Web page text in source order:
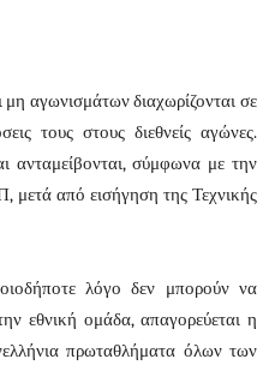
αγωνισμάτων διαχωρίζονται σε
τους στους διεθνείς αγώνες.
ανταμείβονται, σύμφωνα με την
μετά από εισήγηση της Τεχνικής
λόγο δεν μπορούν να
εθνική ομάδα, απαγορεύεται η
πρωταθλήματα όλων των